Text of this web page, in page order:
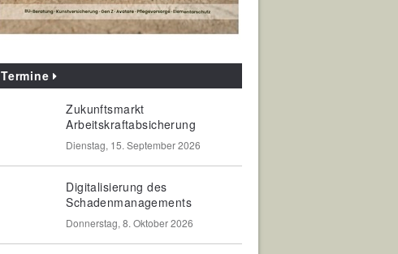
Termine
Zukunftsmarkt
Arbeitskraftabsicherung
Dienstag, 15. September 2026
Digitalisierung des
Schadenmanagements
Donnerstag, 8. Oktober 2026